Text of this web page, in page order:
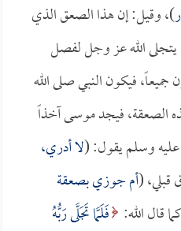
)، وقيل: إن هذا الصعق الذي
يتجلى الله عز وجل لفصل
فيكون النبي صلى الله
الصعقة، فيجد موسى آخذاً
عليه وسلم يقول: (لا أدري،
(أم جوزي بصعقة
قال الله: فَلَمَّا تَجَلَّى رَبُّهُ